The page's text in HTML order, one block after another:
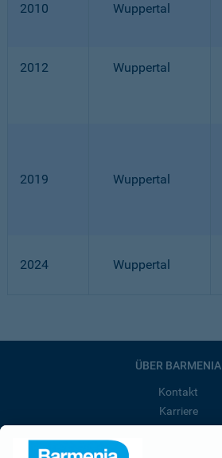
2010 Wuppertal
2012 Wuppertal
2019 Wuppertal
2024 Wuppertal
ÜBER BARMENIA
Kontakt
Karriere
Presse